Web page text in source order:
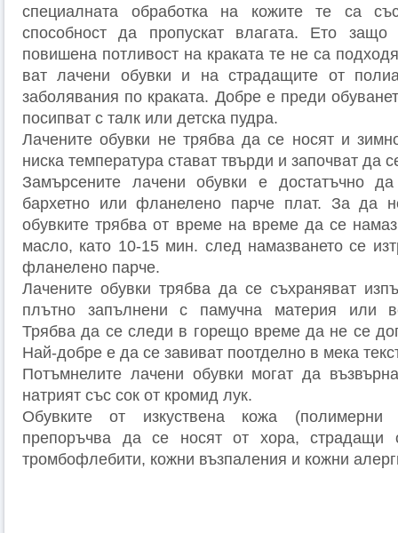
специалната обработка на кожите те са
способност да пропускат влагата. Ето
повишена потливост на краката те не са
ват лачени обувки и на страдащите от
заболявания по краката. Добре е преди
посипват с талк или детска пудра.
Лачените обувки не трябва да се носят и
ниска температура стават твърди и започват да
Замърсените лачени обувки е достатъчно
бархетно или фланелено парче плат. За да
обувките трябва от време на време да се
масло, като 10-15 мин. след намазването се
фланелено парче.
Лачените обувки трябва да се съхраняват
плътно запълнени с памучна материя или
Трябва да се следи в горещо време да не се
Най-добре е да се завиват поотделно в мека
Потъмнелите лачени обувки могат да
натрият със сок от кромид лук.
Обувките от изкуствена кожа
препоръчва да се носят от хора, страдащи
тромбофлебити, кожни възпаления и кожни